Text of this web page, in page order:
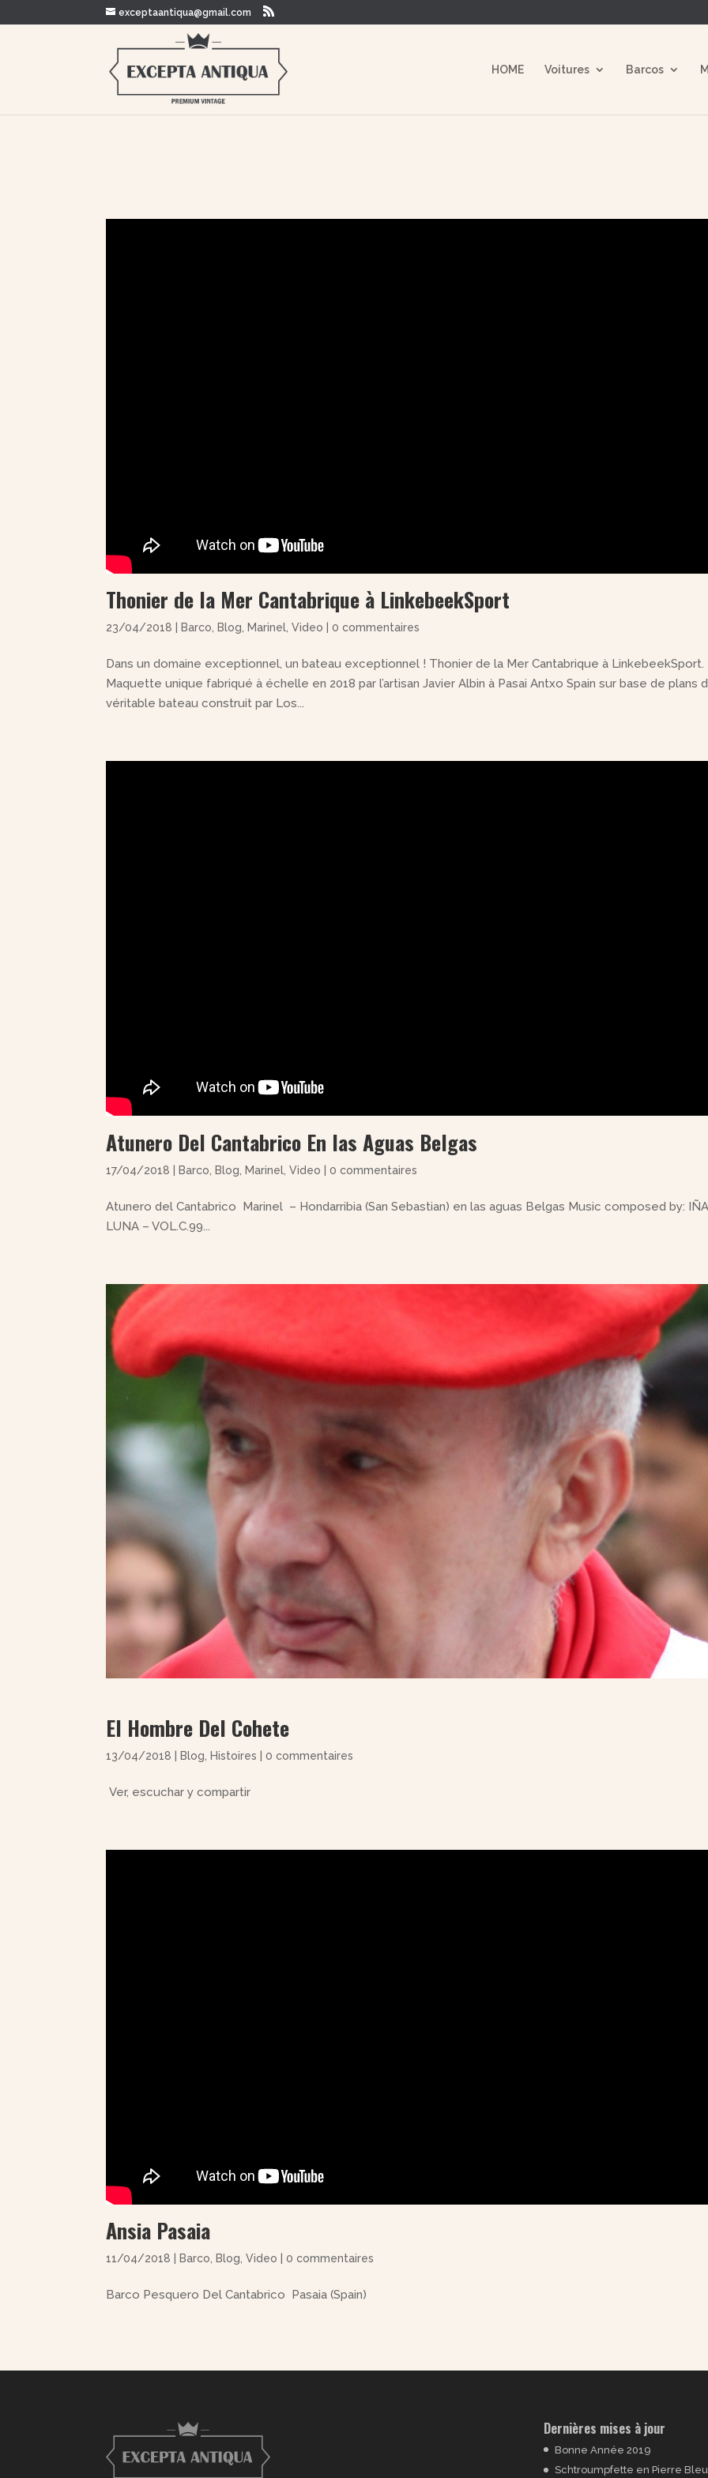
Warning: Trying to access array offset on value of type bool in/home/clients/
content/themes/Divi/includes/builder/functions.php
exceptaantiqua@gmail.com
HOME Voitures Barcos
Thonier de la Mer Cantabrique à LinkebeekSport
23/04/2018 Barco, Blog, Marinel,Video |0 commentaires
Dans un domaine exceptionnel, un bateau exceptionnel ! Thonier de la Mer Cantabrique à LinkebeekSport.
Maquette unique fabriqué à échelle en 2018 par l’artisan Javier Albin à Pasai Antxo Spain sur base de plans
véritable bateau construit par Los...
Atunero Del Cantabrico En las Aguas Belgas
17/04/2018 Barco Blog Marinel ,Video |0 commentaires
Atunero del Cantabrico Marinel – Hondarribia (San Sebastian) en las aguas Belgas Music composed by:
LUNA – VOL.C.99...
El Hombre Del Cohete
13/04/2018 Blog Histoires |0 commentaires
Ver, escuchar y compartir
Ansia Pasaia
11/04/2018 Barco, Blog,Video |0 commentaires
Barco Pesquero Del Cantabrico Pasaia (Spain)
Dernières mises à jour
Bonne Année 2019
Schtroumpfette en Pierre